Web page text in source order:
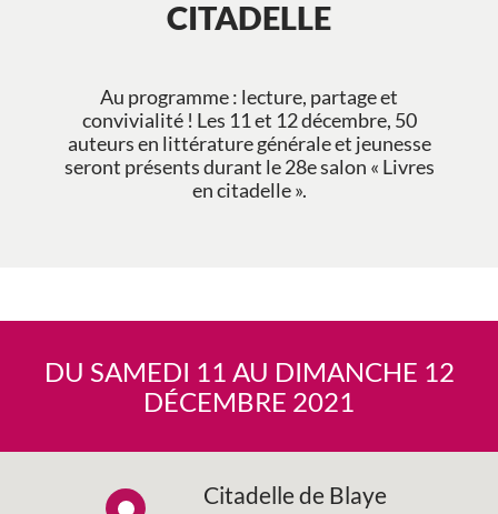
CITADELLE
Au programme : lecture, partage et
convivialité ! Les 11 et 12 décembre, 50
auteurs en littérature générale et jeunesse
seront présents durant le 28e salon « Livres
en citadelle ».
DU SAMEDI 11 AU DIMANCHE 12
DÉCEMBRE 2021
Citadelle de Blaye